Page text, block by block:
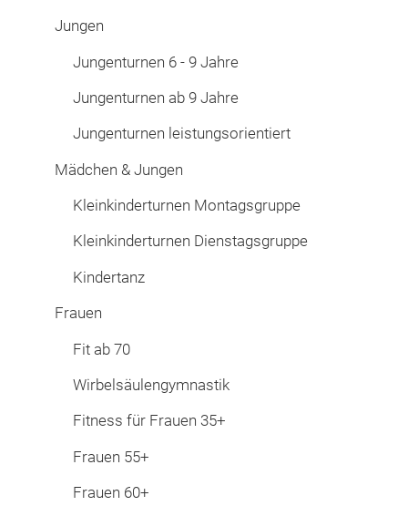
Jungen
Jungenturnen 6 - 9 Jahre
Jungenturnen ab 9 Jahre
Jungenturnen leistungsorientiert
Mädchen & Jungen
Kleinkinderturnen Montagsgruppe
Kleinkinderturnen Dienstagsgruppe
Kindertanz
Frauen
Fit ab 70
Wirbelsäulengymnastik
Fitness für Frauen 35+
Frauen 55+
Frauen 60+